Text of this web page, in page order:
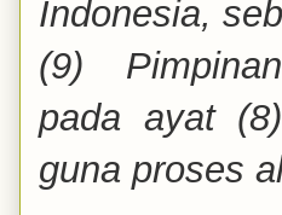
Indonesia,
(9) Pimpinan
pada ayat
guna proses